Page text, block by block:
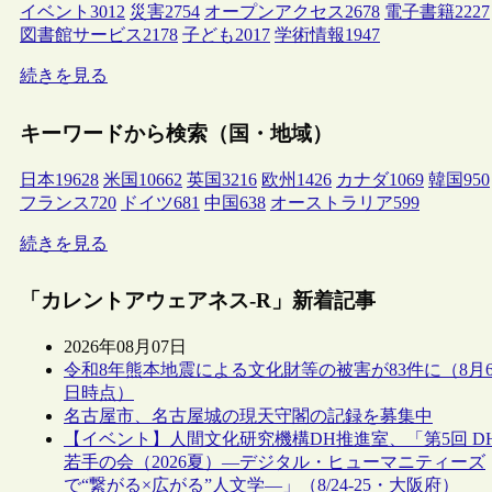
イベント 3012 災害2754 オープンアクセス2678 電子書籍2227
図書館サービス2178 子ども2017 学術情報1947
続きを見る
キーワードから検索（国・地域）
日本19628 米国 10662 英国3216 欧州 1426 カナダ1069 韓国950
フランス720 ドイツ681 中国638 オーストラリア599
続きを見る
「カレントアウェアネス-R」新着記事
2026年08月07日
令和8年熊本地震による文化財等の被害が83件に（8月
日時点）
名古屋市、名古屋城の現天守閣の記録を募集中
【イベント】人間文化研究機構DH推進室、「第5回
若手の会（2026夏）―デジタル・ヒューマニティーズ
で“繋がる×広がる”人文学―」（8/24-25・大阪府）